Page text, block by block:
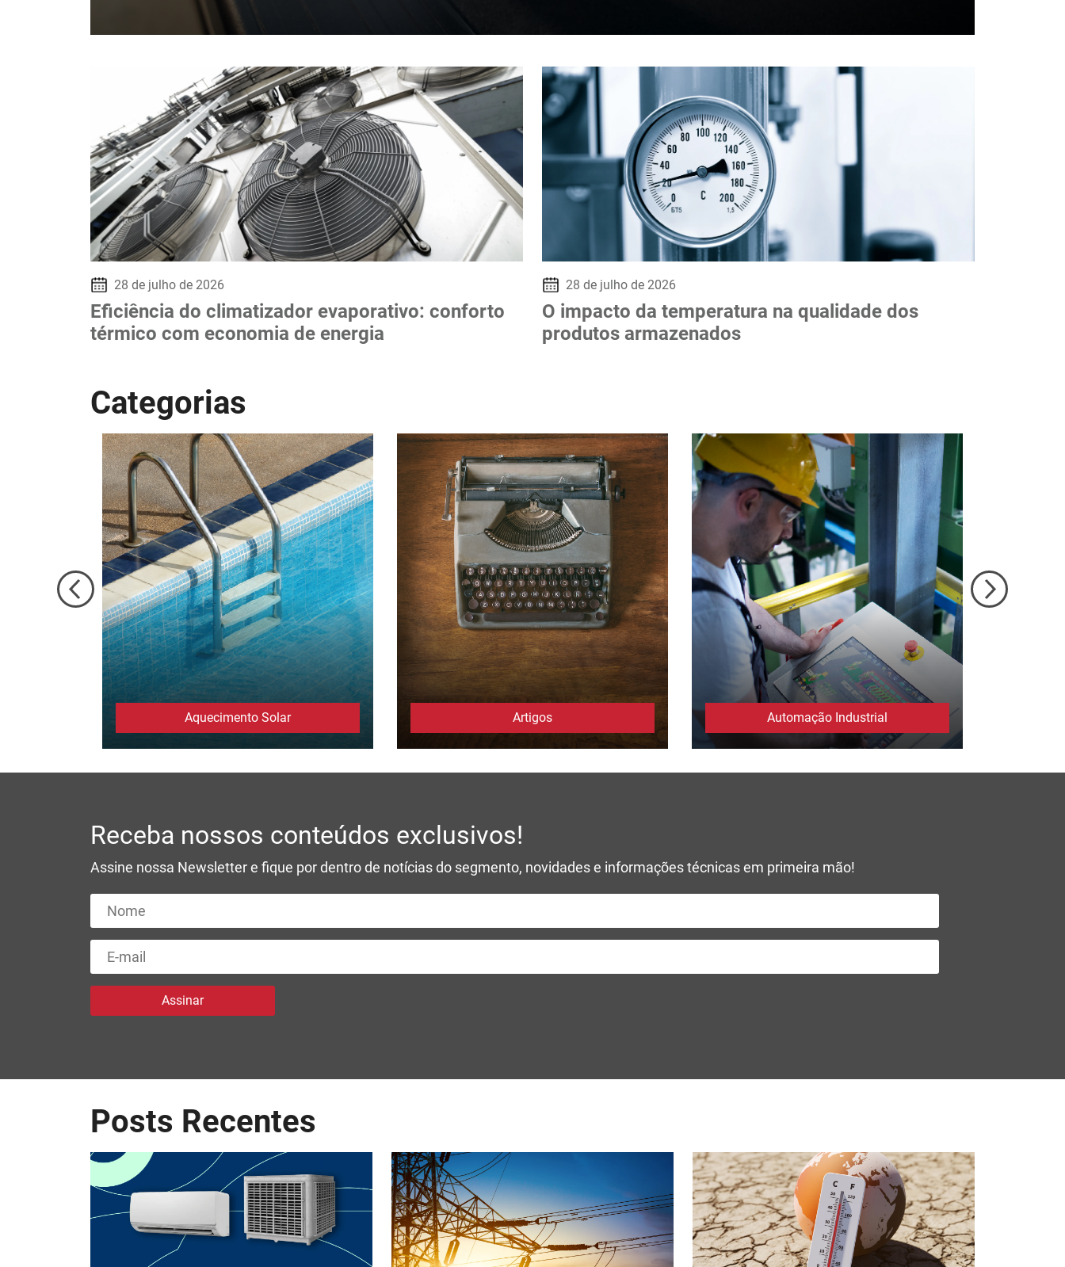
28 de julho de 2026
Eficiência do climatizador evaporativo: conforto
térmico com economia de energia
28 de julho de 2026
O impacto da temperatura na qualidade dos
produtos armazenados
Categorias
Aquecimento Solar Artigos Automação Industrial
Receba nossos conteúdos exclusivos!
Assine nossa Newsletter e fique por dentro de notícias do segmento, novidades e informações técnicas em primeira mão!
Posts Recentes